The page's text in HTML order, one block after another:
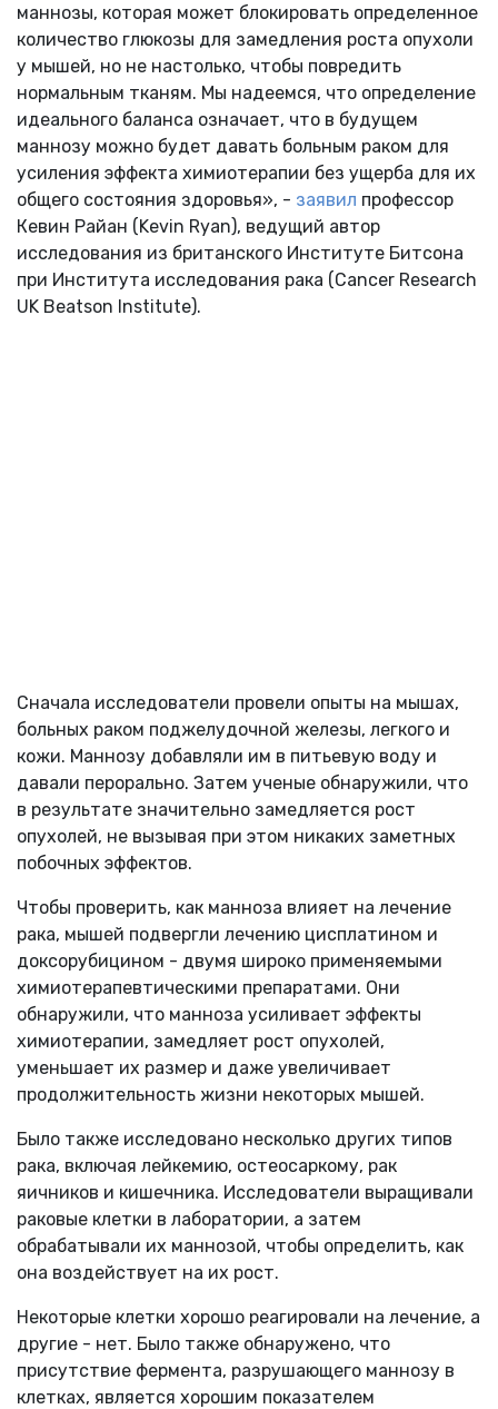
маннозы, которая может блокировать определенное
количество глюкозы для замедления роста опухоли
у мышей, но не настолько, чтобы повредить
нормальным тканям. Мы надеемся, что определение
идеального баланса означает, что в будущем
маннозу можно будет давать больным раком для
усиления эффекта химиотерапии без ущерба для их
общего состояния здоровья», - заявил профессор
Кевин Райан (Kevin Ryan), ведущий автор
исследования из британского Институте Битсона
при Института исследования рака (Cancer Research
UK Beatson Institute).
Сначала исследователи провели опыты на мышах,
больных раком поджелудочной железы, легкого и
кожи. Маннозу добавляли им в питьевую воду и
давали перорально. Затем ученые обнаружили, что
в результате значительно замедляется рост
опухолей, не вызывая при этом никаких заметных
побочных эффектов.
Чтобы проверить, как манноза влияет на лечение
рака, мышей подвергли лечению цисплатином и
доксорубицином - двумя широко применяемыми
химиотерапевтическими препаратами. Они
обнаружили, что манноза усиливает эффекты
химиотерапии, замедляет рост опухолей,
уменьшает их размер и даже увеличивает
продолжительность жизни некоторых мышей.
Было также исследовано несколько других типов
рака, включая лейкемию, остеосаркому, рак
яичников и кишечника. Исследователи выращивали
раковые клетки в лаборатории, а затем
обрабатывали их маннозой, чтобы определить, как
она воздействует на их рост.
Некоторые клетки хорошо реагировали на лечение, а
другие - нет. Было также обнаружено, что
присутствие фермента, разрушающего маннозу в
клетках, является хорошим показателем